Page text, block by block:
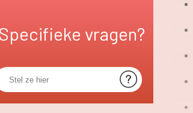
Specifieke vragen?